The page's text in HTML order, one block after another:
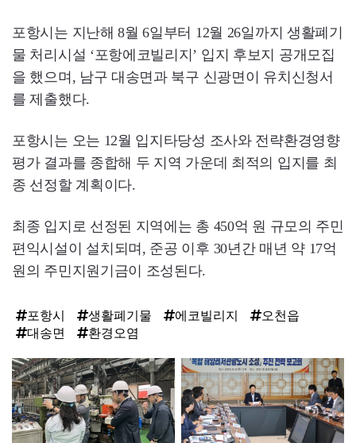
포항시는 지난해 8월 6일부터 12월 26일까지 생활폐기
물 처리시설 ‘포항에코빌리지’ 입지 후보지 공개모집
을 했으며, 남구 대송면과 북구 신광면이 유치신청서
를 제출했다.
포항시는 오는 12월 입지타당성 조사와 전략환경영향
평가 결과를 종합해 두 지역 가운데 최적의 입지를 최
종 선정할 계획이다.
최종 입지로 선정된 지역에는 총 450억 원 규모의 주민
편익시설이 설치되며, 준공 이후 30년간 매년 약 17억
원의 주민지원기금이 조성된다.
포항시 생활폐기물 에코빌리지
오천읍
대송면
환경오염
탑
라
인